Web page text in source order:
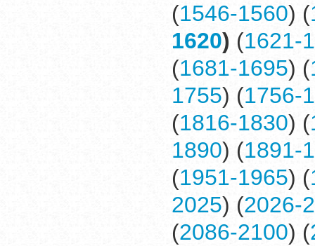
(1546-1560) (
1620) (1621-
(1681-1695) (
1755) (1756-
(1816-1830) (
1890) (1891-
(1951-1965) (
2025) (2026-
(2086-2100) (